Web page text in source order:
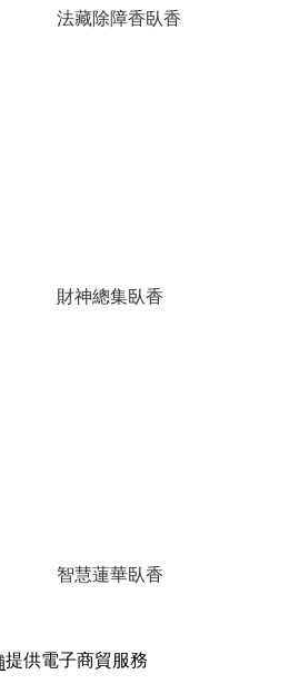
法藏除障香臥香
財神總集臥香
智慧蓮華臥香
提供電子商貿服務